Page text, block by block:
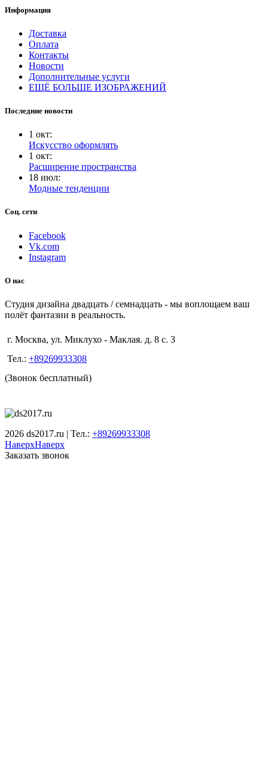
Информация
Доставка
Оплата
Контакты
Новости
Дополнительные услуги
ЕЩЁ БОЛЬШЕ ИЗОБРАЖЕНИЙ
Последние новости
1 окт:
Искусство оформлять
1 окт:
Расширение пространства
18 июл:
Модные тенденции
Соц. сети
Facebook
Vk.com
Instagram
О нас
Студия дизайна двадцать / семнадцать - мы воплощаем ваш
полёт фантазии в реальность.
г. Москва, ул. Миклухо - Маклая. д. 8 с. 3
Тел.: +89269933308
(Звонок бесплатный)
2026 ds2017.ru | Тел.: +89269933308
НаверхНаверх
Заказать звонок